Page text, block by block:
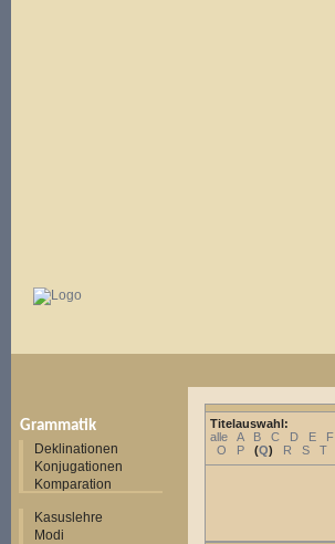
Grammatik
Deklinationen
Konjugationen
Komparation
Kasuslehre
Modi
Titelauswahl:
alle
A B C D E F
O
P (Q) R S T